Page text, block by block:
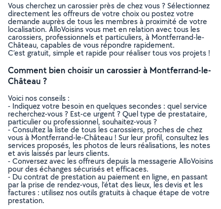
Vous cherchez un carossier près de chez vous ? Sélectionnez
directement les offreurs de votre choix ou postez votre
demande auprès de tous les membres à proximité de votre
localisation. AlloVoisins vous met en relation avec tous les
carossiers, professionnels et particuliers, à Montferrand-le-
Château, capables de vous répondre rapidement.
C’est gratuit, simple et rapide pour réaliser tous vos projets !
Comment bien choisir un carossier à Montferrand-le-
Château ?
Voici nos conseils :
- Indiquez votre besoin en quelques secondes : quel service
recherchez-vous ? Est-ce urgent ? Quel type de prestataire,
particulier ou professionnel, souhaitez-vous ?
- Consultez la liste de tous les carossiers, proches de chez
vous à Montferrand-le-Château ! Sur leur profil, consultez les
services proposés, les photos de leurs réalisations, les notes
et avis laissés par leurs clients.
- Conversez avec les offreurs depuis la messagerie AlloVoisins
pour des échanges sécurisés et efficaces.
- Du contrat de prestation au paiement en ligne, en passant
par la prise de rendez-vous, l’état des lieux, les devis et les
factures : utilisez nos outils gratuits à chaque étape de votre
prestation.